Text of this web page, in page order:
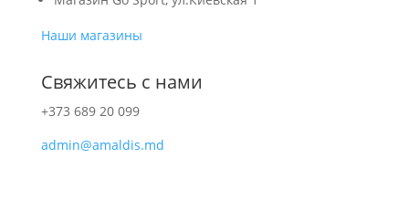
Наши магазины
Свяжитесь с нами
+373 689 20 099
admin@amaldis.md